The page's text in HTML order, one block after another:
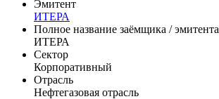
Эмитент
ИТЕРА
Полное название заёмщика / эмитента
ИТЕРА
Сектор
Корпоративный
Отрасль
Нефтегазовая отрасль